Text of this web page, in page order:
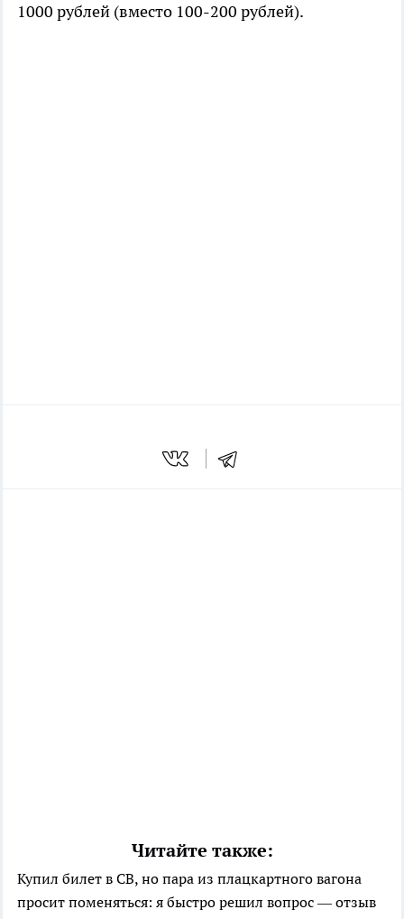
1000 рублей (вместо 100-200 рублей).
Читайте также:
Купил билет в СВ, но пара из плацкартного вагона
просит поменяться: я быстро решил вопрос — отзыв